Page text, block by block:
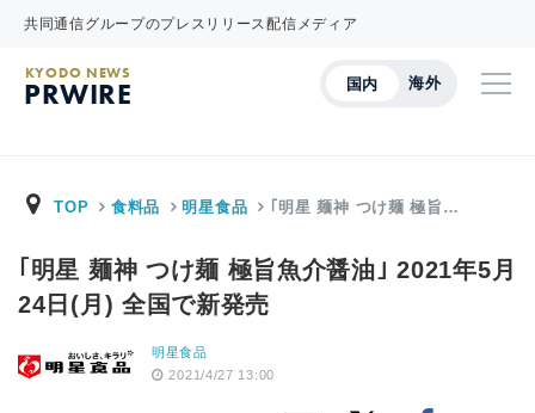
共同通信グループのプレスリリース配信メディア
国内 海外
KYODO NEWS
PRWIRE
TOP 食料品 明星食品 ｢明星 麺神 つけ麺 極旨…
｢明星 麺神 つけ麺 極旨魚介醤油｣ 2021年5月
24日(月) 全国で新発売
明星食品
2021/4/27 13:00